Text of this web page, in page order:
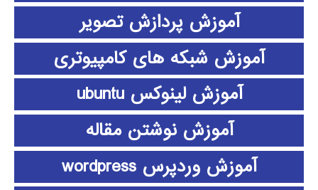
آموزش پردازش تصویر
آموزش شبکه های کامپیوتری
آموزش لینوکس ubuntu
آموزش نوشتن مقاله
آموزش وردپرس wordpress